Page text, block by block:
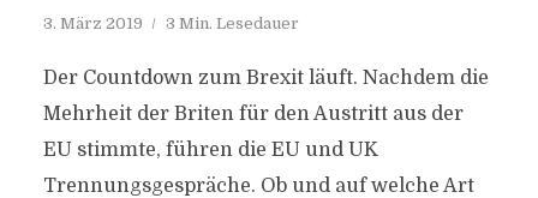
3. März 2019 3 Min. Lesedauer
Der Countdown zum Brexit läuft. Nachdem die
Mehrheit der Briten für den Austritt aus der
EU stimmte, führen die EU und UK
Trennungsgespräche. Ob und auf welche Art